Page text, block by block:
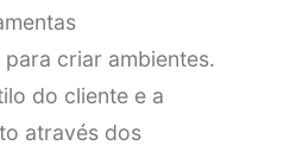
criar ambientes.
do cliente e a
através dos